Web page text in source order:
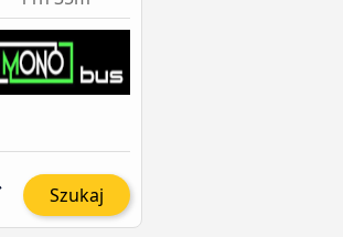
Szukaj